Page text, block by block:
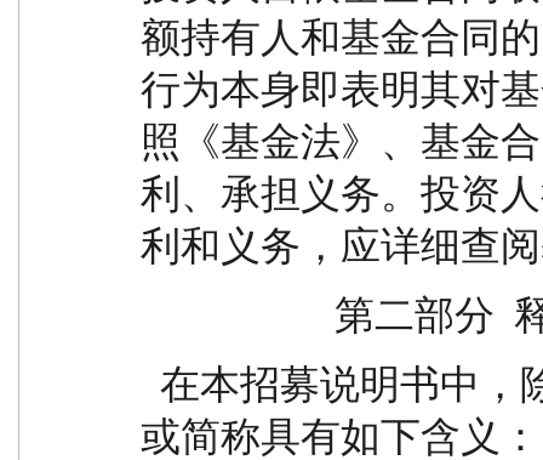
额持有人和基金合同
行为本身即表明其对
照《基金法》、基金
利、承担义务。投资
利和义务，应详细查
第二部
或简称具有如下含义：